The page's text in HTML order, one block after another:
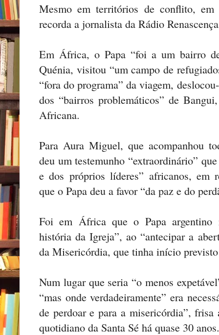
Mesmo em territórios de conflito,
recorda a jornalista da Rádio
Em África, o Papa “foi a um bairro
Quénia, visitou “um campo de
“fora do programa” da viagem,
dos “bairros problemáticos” de
Africana.
Para Aura Miguel, que acompanhou
deu um testemunho “extraordinário”
e dos próprios líderes” africanos, em
que o Papa deu a favor “da paz e do
Foi em África que o Papa argentino
história da Igreja”, ao “antecipar a
da Misericórdia, que tinha início
Num lugar que seria “o menos
“mas onde verdadeiramente” era
de perdoar e para a misericórdia”,
quotidiano da Santa Sé há quase 30 anos.